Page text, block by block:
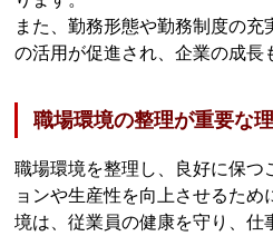
また、勤務形態や勤務制度の
の活用が促進され、企業の成長
職場環境の整理が重要な
職場環境を整理し、良好に保つ
ョンや生産性を向上させるため
境は、従業員の健康を守り、仕